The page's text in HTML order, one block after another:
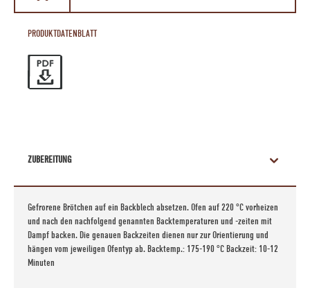
PRODUKTDATENBLATT
ZUBEREITUNG
Gefrorene Brötchen auf ein Backblech absetzen. Ofen auf 220 °C vorheizen
und nach den nachfolgend genannten Backtemperaturen und -zeiten mit
Dampf backen. Die genauen Backzeiten dienen nur zur Orientierung und
hängen vom jeweiligen Ofentyp ab. Backtemp.: 175-190 °C Backzeit: 10-12
Minuten